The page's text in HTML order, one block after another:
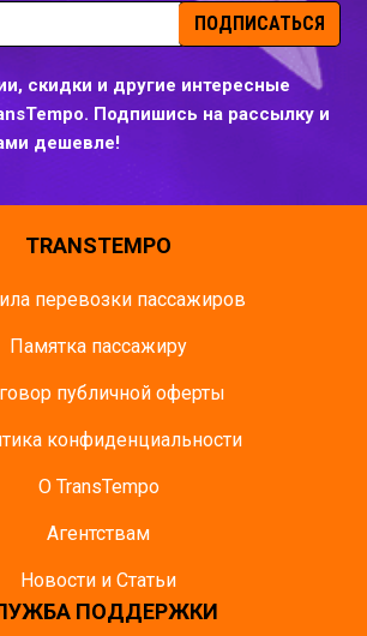
ПОДПИСАТЬСЯ
скидки и другие интересные
Подпишись на рассылку и
дешевле!
TRANSTEMPO
перевозки пассажиров
Памятка пасcажиру
публичной оферты
конфиденциальности
О TransTempo
Агентствам
Новости и Статьи
ПОДДЕРЖКИ